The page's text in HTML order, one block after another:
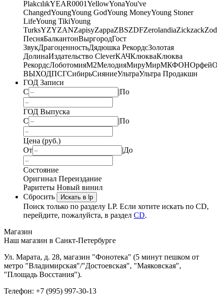
PlakcılıkYEAR0001YellowYonaYou've
ChangedYoungYoung GodYoung MoneyYoung Stoner
LifeYoung TikiYoung
TurksYZYZANZapisyZappaZBSZDFZerolandiaZickzack
ПесняБалкантонВыргородГост
ЗвукДрагоценностьДядюшка РекордсЗолотая
ДолинаИздательство CleverКАЧКлюкваКлюква
РекордсЛоботомияМ2МелодияМируМирМКФОНОрфей
ВЫХОДПСГСибирьСияниеУльтраУльтра Продакшн
ГОД Записи
С
|По
ГОД Выпуска
С
|По
Цена (руб.)
От
|До
Состояние
Оригинал Переиздание
Раритеты Новый винил
Сбросить
Искать в lp
Поиск только по разделу LP. Если хотите искать по CD,
перейдите, пожалуйста, в раздел CD.
Магазин
Наш магазин в Санкт-Петербурге
Ул. Марата, д. 28, магазин "Фонотека" (5 минут пешком от
метро "Владимирская"/"Достоевская", "Маяковская",
"Площадь Восстания").
Телефон: +7 (995) 997-30-13